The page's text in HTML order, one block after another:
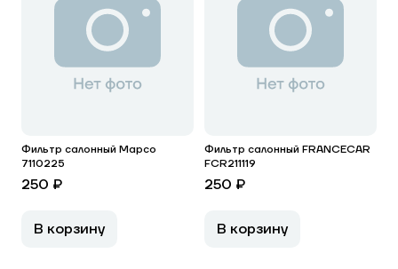
Фильтр салонный Mapco
7110225
250 ₽
В корзину
Фильтр салонный FRANCECAR
FCR211119
250 ₽
В корзину